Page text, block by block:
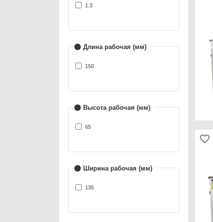
1.3
Длина рабочая (мм)
150
Высота рабочая (мм)
65
Ширина рабочая (мм)
135